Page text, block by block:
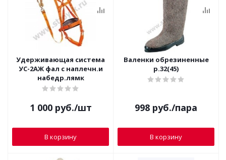
Удерживающая система
УС-2АЖ фал с наплечн.и
набедр.лямк
1 000руб./шт
В корзину
Валенки обрезиненные
р.32(45)
998 руб./пара
В корзину